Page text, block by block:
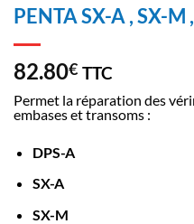
PENTA SX-A , SX-M
82.80€ TTC
Permet la réparation des
embases et transoms :
DPS-A
SX-A
SX-M